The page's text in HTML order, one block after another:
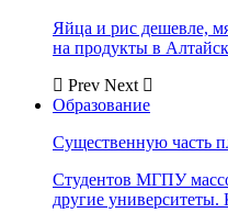
Яйца и рис дешевле,
на продукты в
Prev Next
Образование
Существенную часть
Студентов МГПУ
другие